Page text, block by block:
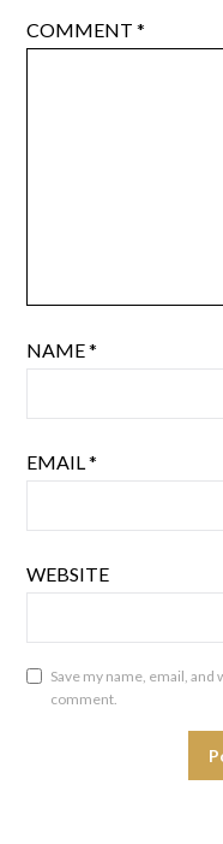
COMMENT*
NAME*
EMAIL*
WEBSITE
Save my name, email,
comment.